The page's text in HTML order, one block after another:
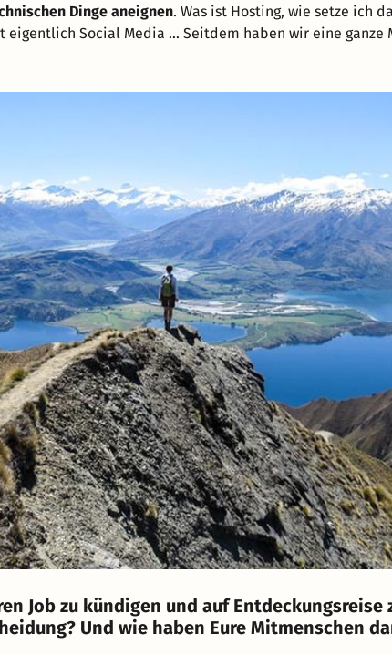
Dinge aneignen. Was ist Hosting, wie setze ich
eigentlich Social Media … Seitdem haben wir eine ganze
Job zu kündigen und auf Entdeckungsreise
Und wie haben Eure Mitmenschen